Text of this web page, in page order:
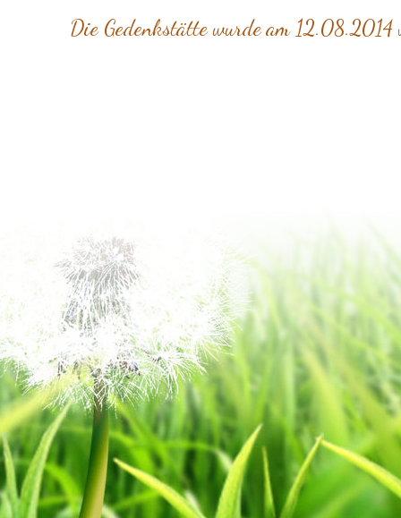
Die Gedenkstätte wurde am